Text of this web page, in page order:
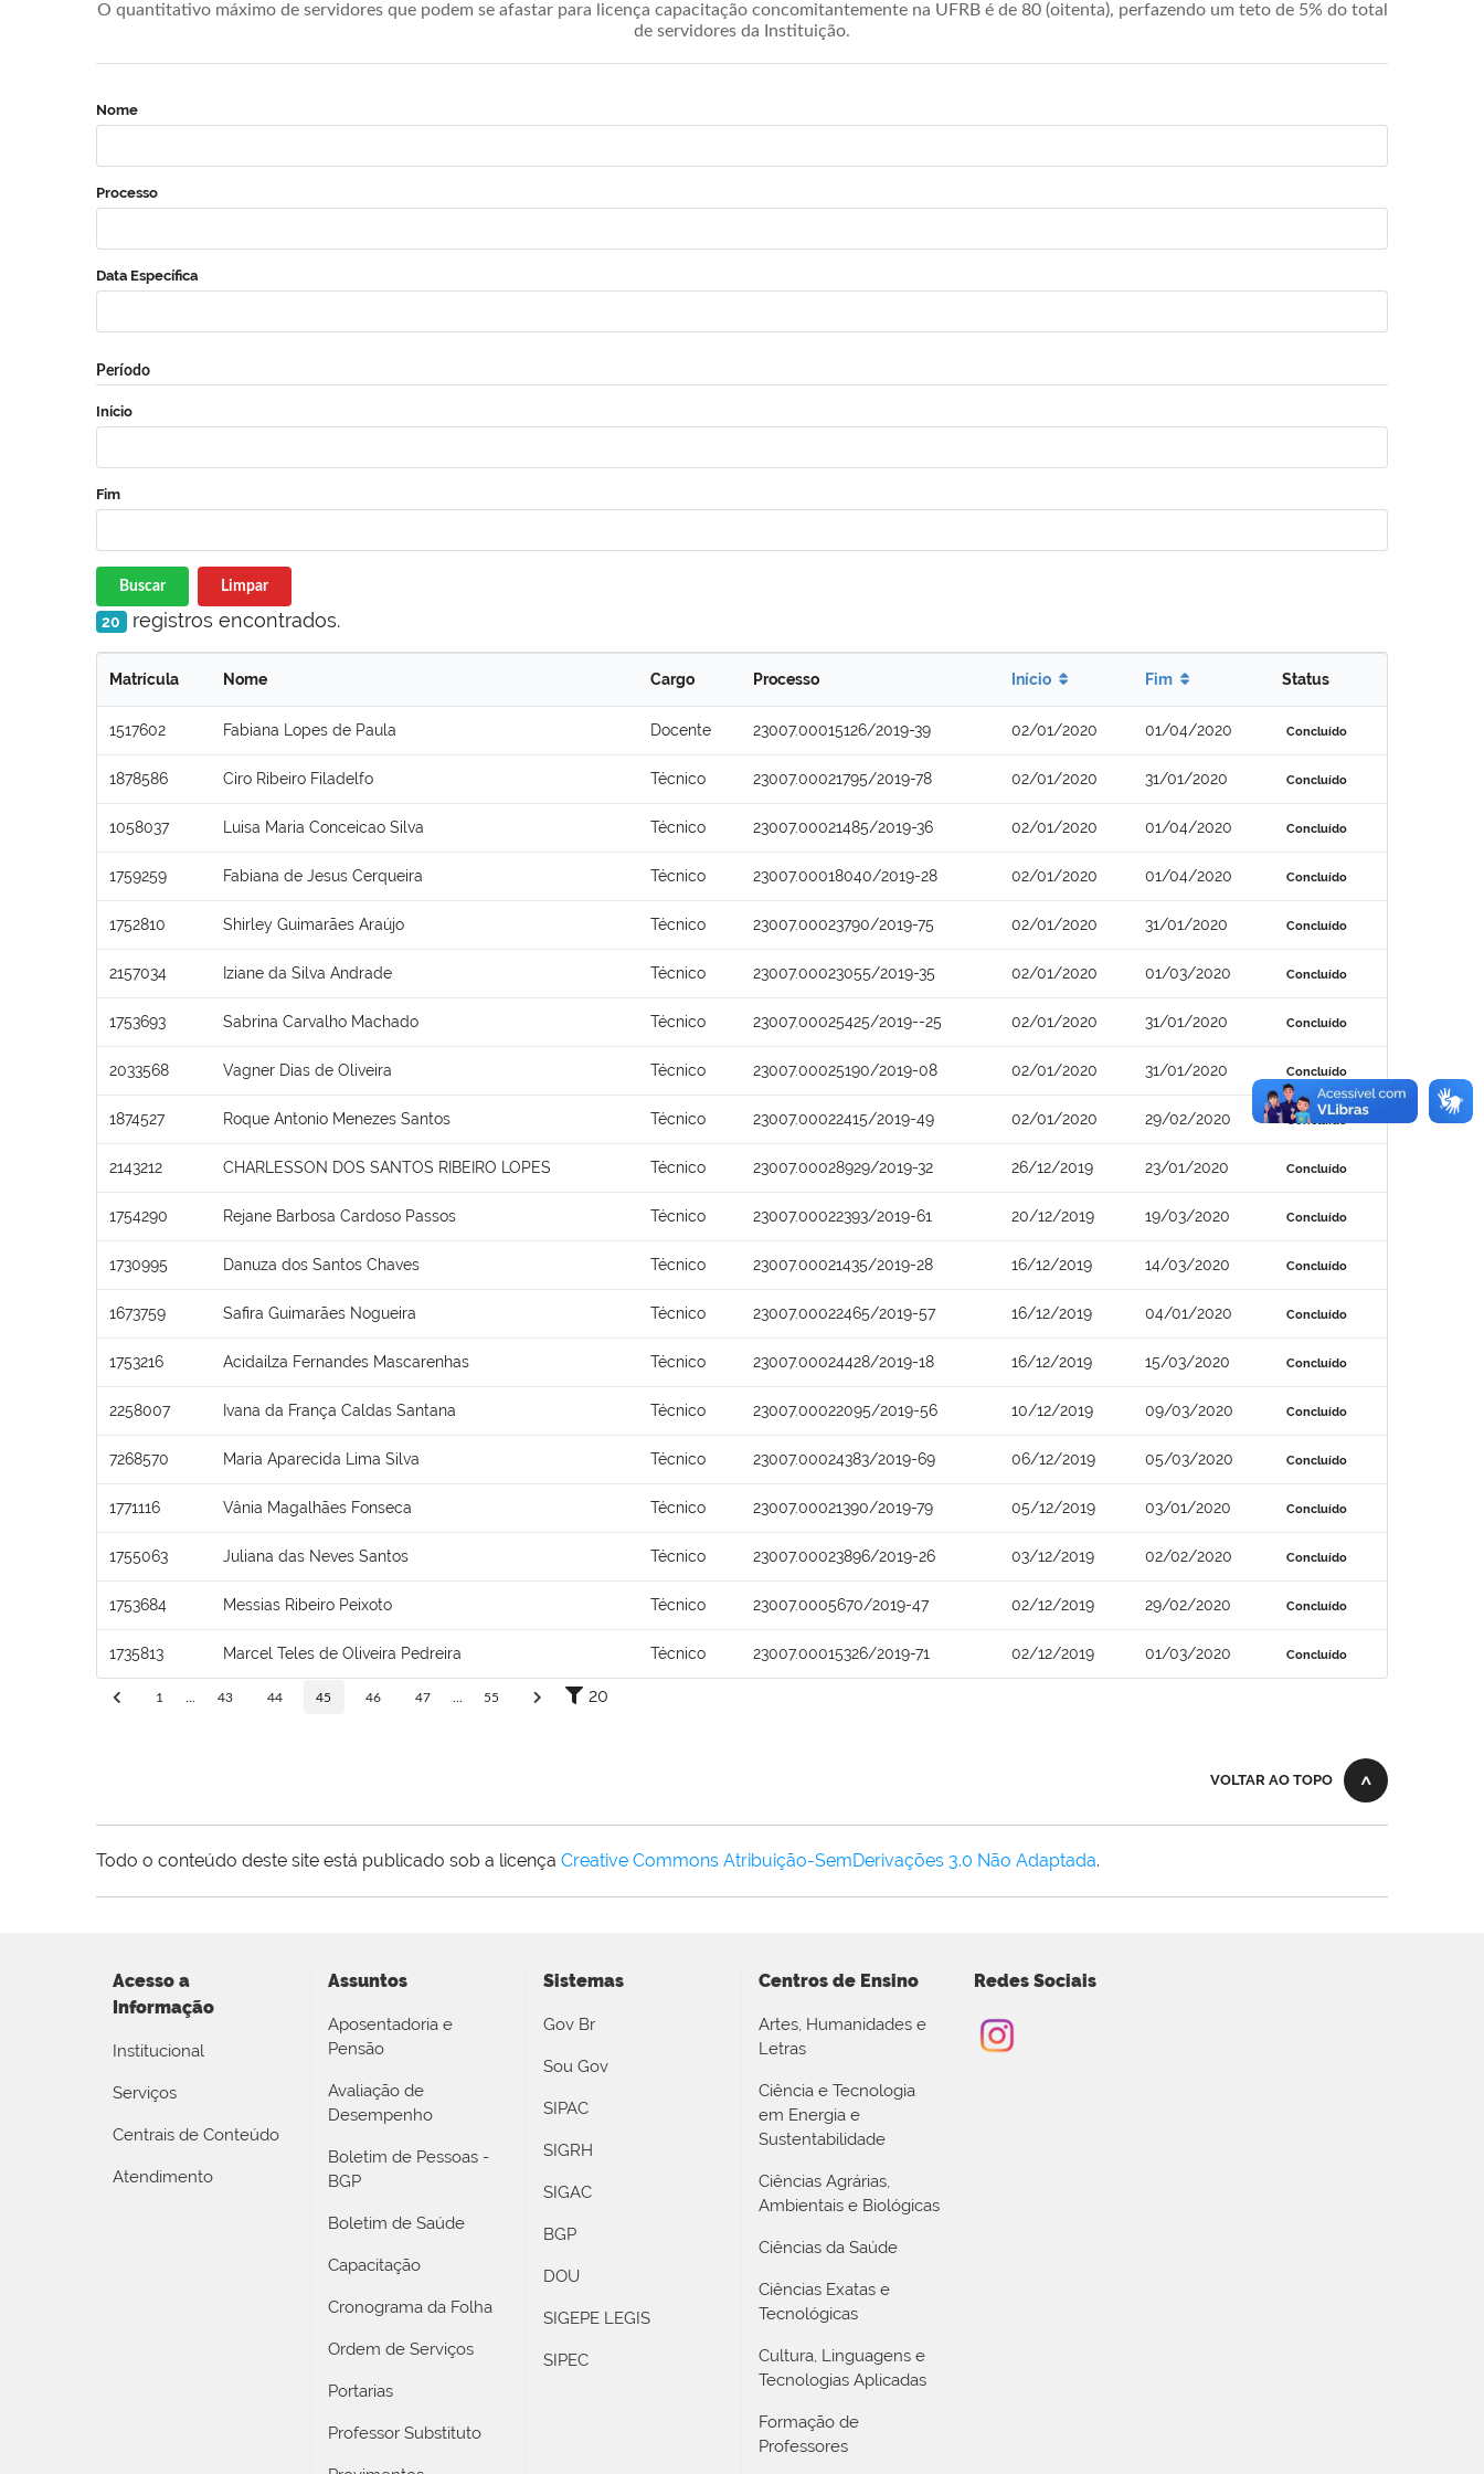
O quantitativo máximo de servidores que podem se afastar para licença capacitação concomitantemente na UFRB é de 80 (oitenta), perfazendo um teto de 5% do total
de servidores da Instituição.
Nome
Processo
Data Específica
Período
Início
Fim
Buscar Limpar
20 registros encontrados.
Matrícula Nome Cargo Processo Início Fim Status
1517602 Fabiana Lopes de Paula Docente 23007.00015126/2019-39 02/01/2020 01/04/2020 Concluído
1878586 Ciro Ribeiro Filadelfo Técnico 23007.00021795/2019-78 02/01/2020 31/01/2020 Concluído
1058037 Luisa Maria Conceicao Silva Técnico 23007.00021485/2019-36 02/01/2020 01/04/2020 Concluído
1759259 Fabiana de Jesus Cerqueira Técnico 23007.00018040/2019-28 02/01/2020 01/04/2020 Concluído
1752810 Shirley Guimarães Araújo Técnico 23007.00023790/2019-75 02/01/2020 31/01/2020 Concluído
2157034 Iziane da Silva Andrade Técnico 23007.00023055/2019-35 02/01/2020 01/03/2020 Concluído
1753693 Sabrina Carvalho Machado Técnico 23007.00025425/2019--25 02/01/2020 31/01/2020 Concluído
2033568 Vagner Dias de Oliveira Técnico 23007.00025190/2019-08 02/01/2020 31/01/2020 Concluído
1874527 Roque Antonio Menezes Santos Técnico 23007.00022415/2019-49 02/01/2020 29/02/2020 Concluído
2143212 CHARLESSON DOS SANTOS RIBEIRO LOPES Técnico 23007.00028929/2019-32 26/12/2019 23/01/2020 Concluído
1754290 Rejane Barbosa Cardoso Passos Técnico 23007.00022393/2019-61 20/12/2019 19/03/2020 Concluído
1730995 Danuza dos Santos Chaves Técnico 23007.00021435/2019-28 16/12/2019 14/03/2020 Concluído
1673759 Safira Guimarães Nogueira Técnico 23007.00022465/2019-57 16/12/2019 04/01/2020 Concluído
1753216 Acidailza Fernandes Mascarenhas Técnico 23007.00024428/2019-18 16/12/2019 15/03/2020 Concluído
2258007 Ivana da França Caldas Santana Técnico 23007.00022095/2019-56 10/12/2019 09/03/2020 Concluído
7268570 Maria Aparecida Lima Silva Técnico 23007.00024383/2019-69 06/12/2019 05/03/2020 Concluído
1771116 Vânia Magalhães Fonseca Técnico 23007.00021390/2019-79 05/12/2019 03/01/2020 Concluído
1755063 Juliana das Neves Santos Técnico 23007.00023896/2019-26 03/12/2019 02/02/2020 Concluído
1753684 Messias Ribeiro Peixoto Técnico 23007.0005670/2019-47 02/12/2019 29/02/2020 Concluído
1735813 Marcel Teles de Oliveira Pedreira Técnico 23007.00015326/2019-71 02/12/2019 01/03/2020 Concluído
1 43 44 45 46 47 55 20
VOLTAR AO TOPO
Todo o conteúdo deste site está publicado sob a licença Creative Commons Atribuição-SemDerivações 3.0 Não Adaptada.
Acesso a
Informação
Institucional
Serviços
Centrais de Conteúdo
Atendimento
Assuntos
Aposentadoria e
Pensão
Avaliação de
Desempenho
Boletim de Pessoas -
BGP
Boletim de Saúde
Capacitação
Cronograma da Folha
Ordem de Serviços
Portarias
Professor Substituto
Sistemas
Gov Br
Sou Gov
SIPAC
SIGRH
SIGAC
BGP
DOU
SIGEPE LEGIS
SIPEC
Centros de Ensino
Artes, Humanidades e
Letras
Ciência e Tecnologia
em Energia e
Sustentabilidade
Ciências Agrárias,
Ambientais e Biológicas
Ciências da Saúde
Ciências Exatas e
Tecnológicas
Cultura, Linguagens e
Tecnologias Aplicadas
Formação de
Professores
Redes Sociais